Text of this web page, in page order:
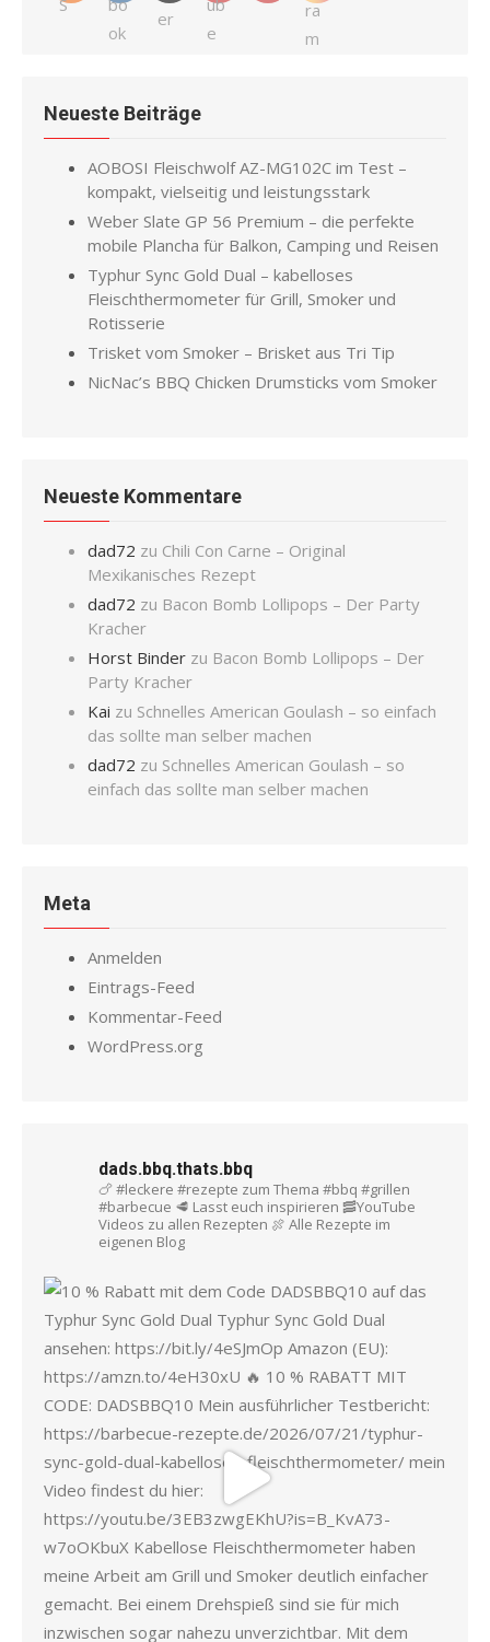
Neueste Beiträge
AOBOSI Fleischwolf AZ-MG102C im Test –
kompakt, vielseitig und leistungsstark
Weber Slate GP 56 Premium – die perfekte
mobile Plancha für Balkon, Camping und Reisen
Typhur Sync Gold Dual – kabelloses
Fleischthermometer für Grill, Smoker und
Rotisserie
Trisket vom Smoker – Brisket aus Tri Tip
NicNac’s BBQ Chicken Drumsticks vom Smoker
Neueste Kommentare
dad72 zu Chili Con Carne – Original
Mexikanisches Rezept
dad72 zu Bacon Bomb Lollipops – Der Party
Kracher
Horst Binder zu Bacon Bomb Lollipops – Der
Party Kracher
Kai zu Schnelles American Goulash – so einfach
das sollte man selber machen
dad72 zu Schnelles American Goulash – so
einfach das sollte man selber machen
Meta
Anmelden
Eintrags-Feed
Kommentar-Feed
WordPress.org
dads.bbq.thats.bbq
🍗 #leckere #rezepte zum Thema #bbq #grillen
#barbecue 🥩 Lasst euch inspirieren 🥓YouTube
Videos zu allen Rezepten 🍖 Alle Rezepte im
eigenen Blog